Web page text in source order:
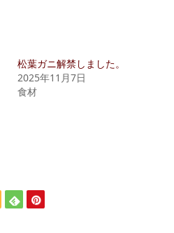
松葉ガニ解禁しました。
2025年11月7日
食材